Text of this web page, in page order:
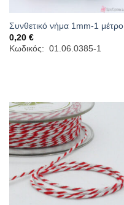
Συνθετικό νήμα 1mm-1 μέτρο
0,20 €
Κωδικός: 01.06.0385-1